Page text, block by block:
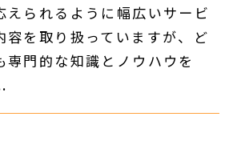
えられるように幅広いサービ
容を取り扱っていますが、ど
専門的な知識とノウハウを